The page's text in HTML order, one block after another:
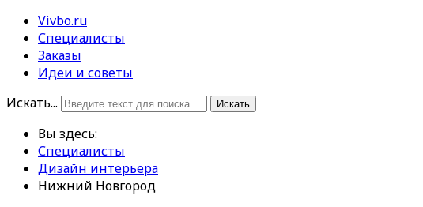
Vivbo.ru
Специалисты
Заказы
Идеи и советы
Искать...
Искать
Вы здесь:
Специалисты
Дизайн интерьера
Нижний Новгород